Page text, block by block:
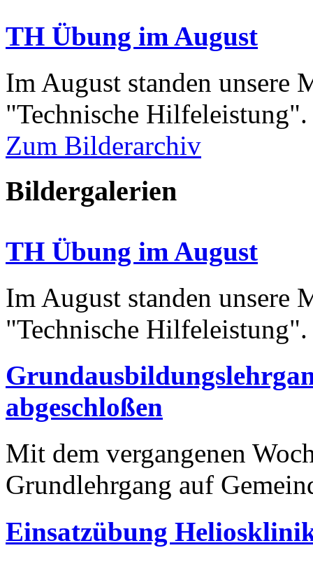
TH Übung im August
Im August standen unsere
"Technische
Zum Bilderarchiv
Bildergalerien
TH Übung im August
Im August standen unsere
"Technische
abgeschloßen
Mit dem vergangenen
Grundlehrgang auf
Einsatzübung